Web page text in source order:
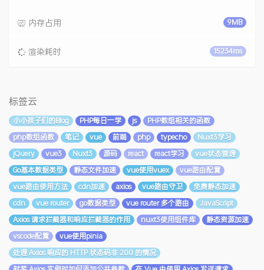
9MB
内存占用
15234ms
渲染耗时
标签云
小小孩子们的Blog PHP每日一学 js
PHP数组相关的函数
php数组函数
笔记 vue 前端 php typecho
Nuxt3学习
jQuery
vue3 Nuxt3 源码 react react学习
vue状态管理
Go基本数据类型
静态文件加速 vue使用vuex
vue路由配置
vue路由使用方法
cdn加速 axios vue路由守卫
免费静态加速
cdn
vue router go数据类型 vue router 多个路由
JavaScript
Axios 请求拦截器和响应拦截器的作用
nuxt3使用组件库
静态资源加速
vscode配置
vue使用pinia
处理 Axios 响应的 HTTP 状态码非 200 的情况